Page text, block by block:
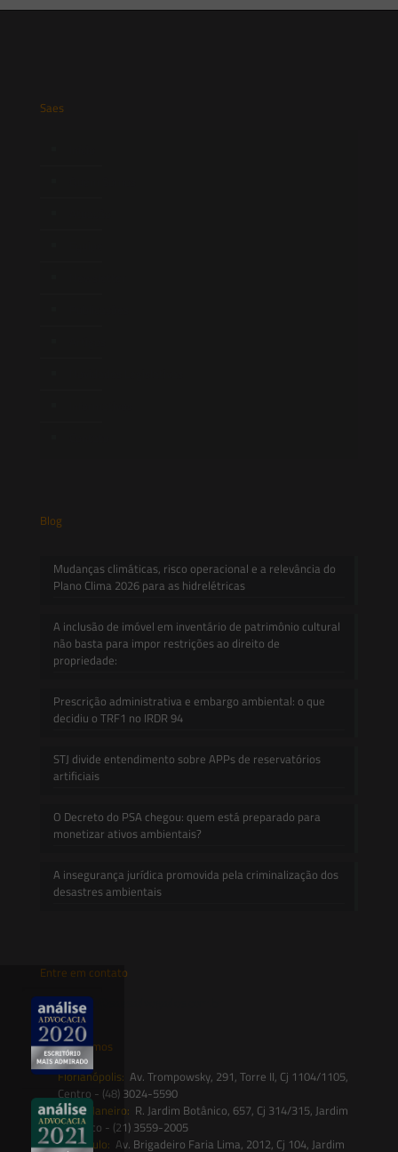
Saes
Blog
Mudanças climáticas, risco operacional e a relevância do
Plano Clima 2026 para as hidrelétricas
A inclusão de imóvel em inventário de patrimônio cultural
não basta para impor restrições ao direito de
propriedade:
Prescrição administrativa e embargo ambiental: o que
decidiu o TRF1 no IRDR 94
STJ divide entendimento sobre APPs de reservatórios
artificiais
O Decreto do PSA chegou: quem está preparado para
monetizar ativos ambientais?
A insegurança jurídica promovida pela criminalização dos
desastres ambientais
Entre em contato
contato@saesadvogados.com.br
Onde estamos
Florianópolis: Av. Trompowsky, 291, Torre II, Cj 1104/1105,
Centro - (48) 3024-5590
Rio de Janeiro: R. Jardim Botânico, 657, Cj 314/315, Jardim
Botânico - (21) 3559-2005
São Paulo: Av. Brigadeiro Faria Lima, 2012, Cj 104, Jardim